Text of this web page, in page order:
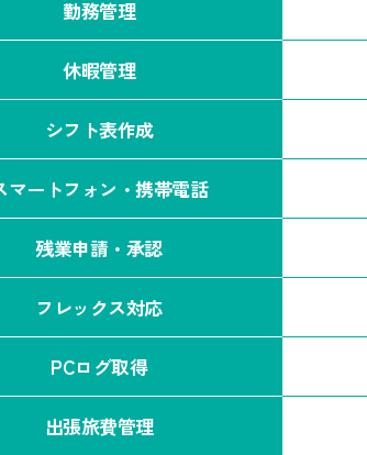
勤務管理
休暇管理
シフト表作成
マートフォン ・ 携帯電話
残業申請・承認
フレックス対応
PCログ取得
出張旅費管理